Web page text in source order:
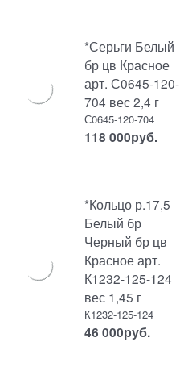
*Серьги Белый
бр цв Красное
арт. С0645-120-
704 вес 2,4 г
С0645-120-704
118 000руб.
*Кольцо р.17,5
Белый бр
Черный бр цв
Красное арт.
К1232-125-124
вес 1,45 г
К1232-125-124
46 000руб.